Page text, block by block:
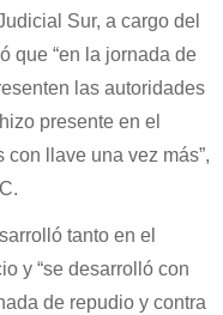
Sur, a cargo del
que “en la jornada de
las autoridades
presente en el
con llave una vez más”,
tanto en el
y “se desarrolló con
de repudio y contra